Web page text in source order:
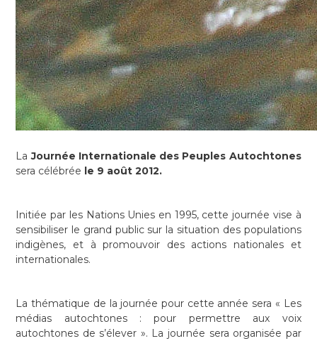
LaJournée Internationale des Peuples Autochtones
sera célébrée le 9 août 2012.
Initiée par les Nations Unies en 1995, cette journée vise à
sensibiliser le grand public sur la situation des populations
indigènes, et à promouvoir des actions nationales et
internationales.
La thématique de la journée pour cette année sera « Les
médias autochtones : pour permettre aux voix
autochtones de s’élever ». La journée sera organisée par